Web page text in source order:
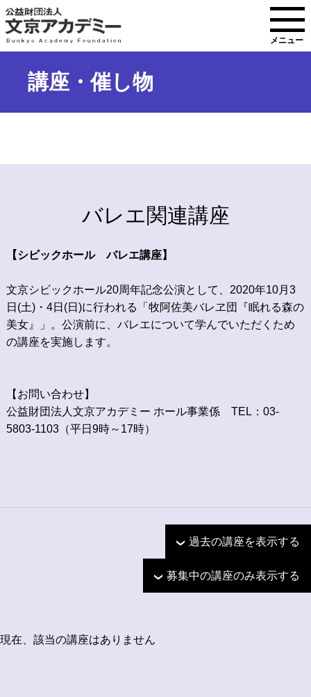
メニュー
講座・催し物
バレエ関連講座
【シビックホール バレエ講座】
文京シビックホール20周年記念公演として、 2020年10月 3
日 (土)・ 4日 (日 )に行われる「牧阿佐美バレヱ団『眠れる森の
美女』」。公演前に、バレエについて学んでいただくため
の講座を実施します。
【お問い合わせ】
公益財団法人文京アカデミー ホール事業係 TEL：03-
5803-1103（平日 9時～ 17時）
過去の講座を表示する
募集中の講座のみ表示する
現在、該当の講座はありません